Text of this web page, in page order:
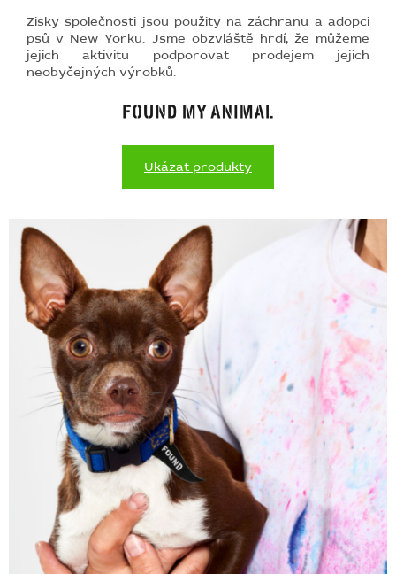
Zisky společnosti jsou použity na záchranu a adopci
psů v New Yorku. Jsme obzvláště hrdí, že můžeme
jejich aktivitu podporovat prodejem jejich
neobyčejných výrobků.
Ukázat produkty